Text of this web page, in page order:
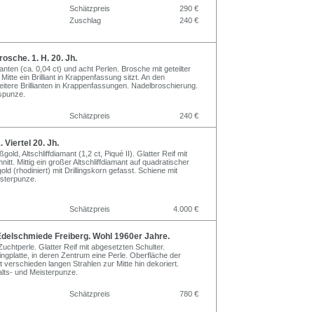
Schätzpreis
290 €
Zuschlag
240 €
1. H. 20. Jh.
(ca. 0,04 ct) und acht Perlen. Brosche mit geteilter
ein Brilliant in Krappenfassung sitzt. An den
Brillianten in Krappenfassungen. Nadelbroschierung.
Schätzpreis 240 €
Viertel 20. Jh.
Altschliffdiamant (1,2 ct, Piqué II). Glatter Reif mit
Mittig ein großer Altschliffdiamant auf quadratischer
(rhodiniert) mit Drillingskorn gefasst. Schiene mit
Schätzpreis 4.000 €
Freiberg. Wohl 1960er Jahre.
Glatter Reif mit abgesetzten Schulter.
in deren Zentrum eine Perle. Oberfläche der
verschieden langen Strahlen zur Mitte hin dekoriert.
und Meisterpunze.
Schätzpreis 780 €